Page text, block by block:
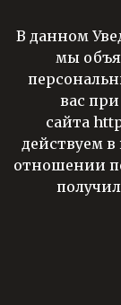
В данном
мы
вас
сайта
действуем
отношении